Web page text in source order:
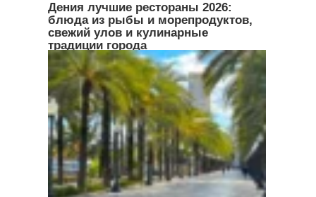
Дения лучшие рестораны 2026:
блюда из рыбы и морепродуктов,
свежий улов и кулинарные
традиции города